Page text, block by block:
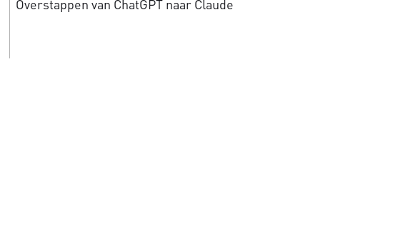
Overstappen van ChatGPT naar Claude